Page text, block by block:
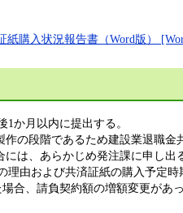
紙購入状況報告書（Word版）
か月以内に提出する。
の段階であるため建設業退職
は、あらかじめ発注課に申し出
理由および共済証紙の購入予定
合、請負契約額の増額変更が